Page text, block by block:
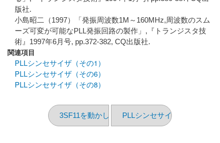
版社.
小島昭二（1997）「発振周波数1M～160MHz,周波数のスム
ーズ可変が可能なPLL発振回路の製作」,『トランジスタ技
術』1997年6月号, pp.372-382, CQ出版社.
関連項目
PLLシンセサイザ（その1）
PLLシンセサイザ（その6）
PLLシンセサイザ（その8）
3SF11を動かしてみた、はずPLLシンセサイザ（その6）